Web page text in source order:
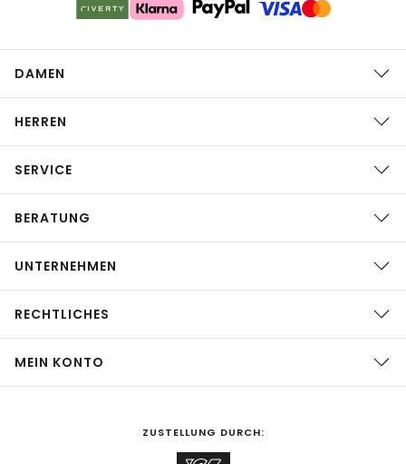
DAMEN
HERREN
SERVICE
BERATUNG
UNTERNEHMEN
RECHTLICHES
MEIN KONTO
ZUSTELLUNG DURCH: